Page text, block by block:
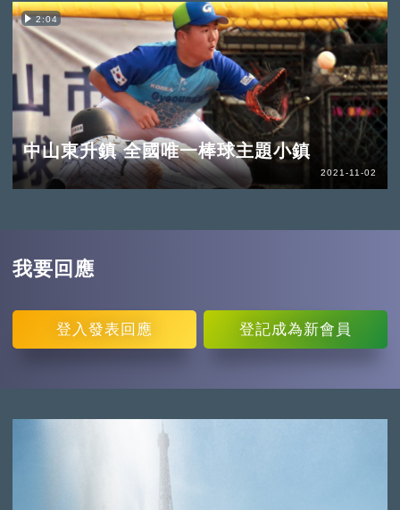
2:04
中山東升鎮 全國唯一棒球主題小鎮
2021-11-02
我要回應
登入 發表回應 登記成為新會員